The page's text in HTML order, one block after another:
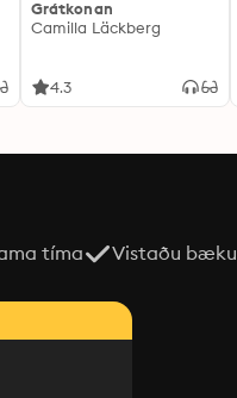
Grátkonan
Camilla Läckberg
4.3
tíma Vistaðu